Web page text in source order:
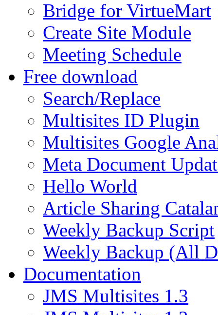
Bridge for VirtueMart
Create Site Module
Meeting Schedule
Free download
Search/Replace
Multisites ID Plugin
Multisites Google
Meta Document
Hello World
Article Sharing
Weekly Backup Script
Weekly Backup (All
Documentation
JMS Multisites 1.3